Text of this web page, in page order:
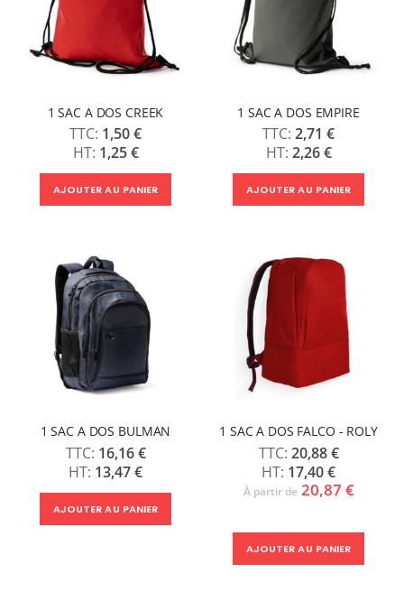
1 SAC A DOS CREEK
1,50 €
1,25 €
AJOUTER AU PANIER
1 SAC A DOS EMPIRE
2,71 €
2,26 €
AJOUTER AU PANIER
1 SAC A DOS BULMAN
16,16 €
13,47 €
AJOUTER AU PANIER
1 SAC A DOS FALCO - ROLY
20,88 €
17,40 €
À partir de 20,87 €
AJOUTER AU PANIER